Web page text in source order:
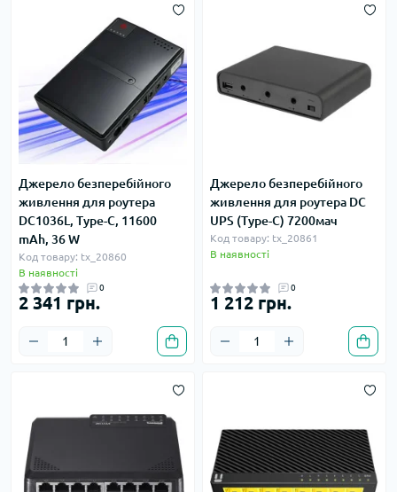
Джерело безперебійного
живлення для роутера
DC1036L, Type-C, 11600
mAh, 36 W
Код товару: tx_20860
В наявності
0
2 341 грн.
Джерело безперебійного
живлення для роутера DC
UPS (Type-C) 7200мач
Код товару: tx_20861
В наявності
0
1 212 грн.